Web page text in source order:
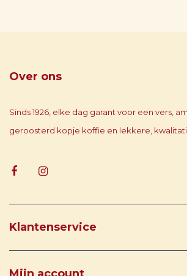
Over ons
Sinds 1926, elke dag garant voor een vers,
geroosterd kopje koffie en lekkere,
Klantenservice